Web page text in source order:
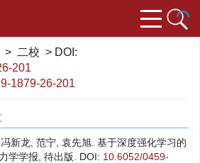
> 二校 > DOI:
201
1879-26-201
新龙, 范宁, 袁先旭. 基于深度强化学习的
学学报, 待出版.
DOI: 10.6052/0459-